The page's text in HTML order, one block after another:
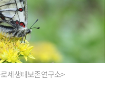
세생태보존연구소>